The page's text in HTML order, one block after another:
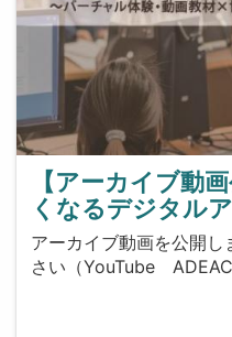
【アーカイブ動
くなるデジタル
アーカイブ動画を公開
さい（YouTube